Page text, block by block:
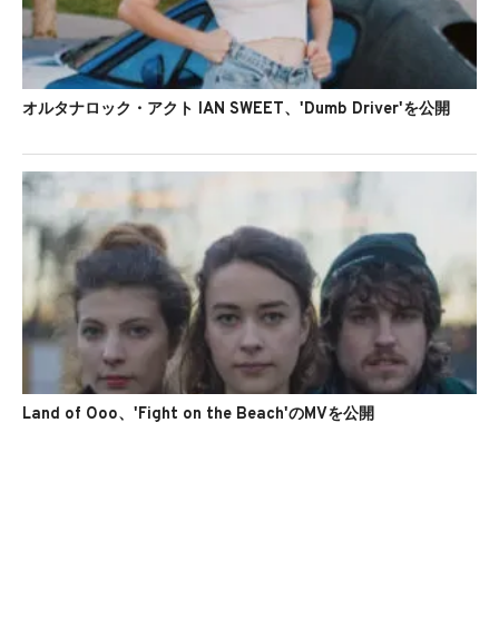
オルタナロック・アクト IAN SWEET、'Dumb Driver'を公開
Land of Ooo、'Fight on the Beach'のMVを公開